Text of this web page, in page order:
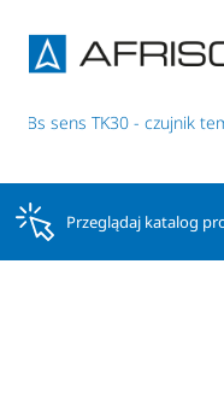
sens TK30 - czujnik
Przeglądaj katalog